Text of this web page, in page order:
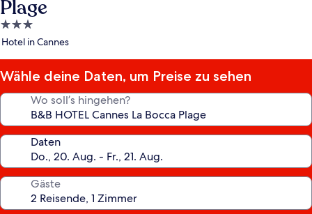
Plage
3.0-
Sterne-
Hotel in Cannes
Wähle deine Daten, um Preise zu sehen
Wo soll’s hingehen?
Daten
Gäste